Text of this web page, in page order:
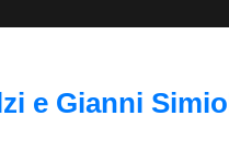
e Gianni